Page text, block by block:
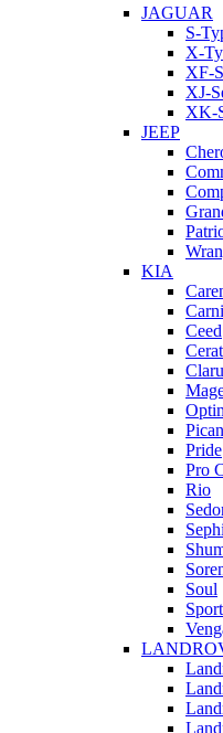
JAGUAR
S-
X-
XF-
XJ-
XK-
JEEP
KIA
Ceed
Pride
Pro
Rio
Soul